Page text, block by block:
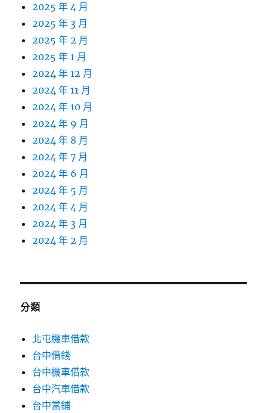
2025 年 4 月
2025 年 3 月
2025 年 2 月
2025 年 1 月
2024 年 12 月
2024 年 11 月
2024 年 10 月
2024 年 9 月
2024 年 8 月
2024 年 7 月
2024 年 6 月
2024 年 5 月
2024 年 4 月
2024 年 3 月
2024 年 2 月
分類
北屯機車借款
台中借錢
台中機車借款
台中汽車借款
台中當鋪